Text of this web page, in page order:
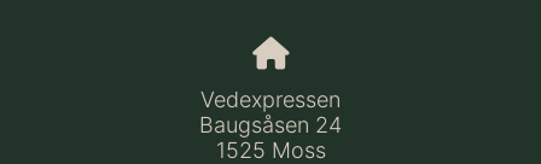
Vedexpressen
Baugsåsen 24
1525 Moss